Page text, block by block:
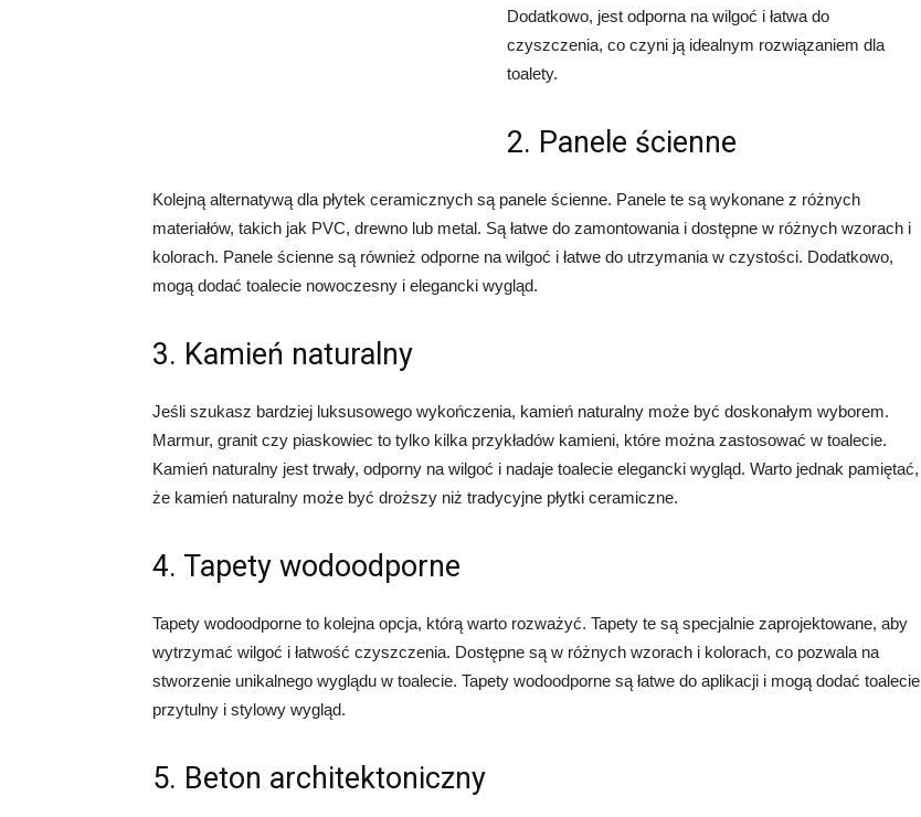
Dodatkowo, jest odporna na wilgoć i łatwa do
czyszczenia, co czyni ją idealnym rozwiązaniem dla
toalety.
2. Panele ścienne
Kolejną alternatywą dla płytek ceramicznych są panele ścienne. Panele te są wykonane z różnych
materiałów, takich jak PVC, drewno lub metal. Są łatwe do zamontowania i dostępne w różnych wzorach i
kolorach. Panele ścienne są również odporne na wilgoć i łatwe do utrzymania w czystości. Dodatkowo,
mogą dodać toalecie nowoczesny i elegancki wygląd.
3. Kamień naturalny
Jeśli szukasz bardziej luksusowego wykończenia, kamień naturalny może być doskonałym wyborem.
Marmur, granit czy piaskowiec to tylko kilka przykładów kamieni, które można zastosować w toalecie.
Kamień naturalny jest trwały, odporny na wilgoć i nadaje toalecie elegancki wygląd. Warto jednak pamiętać,
że kamień naturalny może być droższy niż tradycyjne płytki ceramiczne.
4. Tapety wodoodporne
Tapety wodoodporne to kolejna opcja, którą warto rozważyć. Tapety te są specjalnie zaprojektowane, aby
wytrzymać wilgoć i łatwość czyszczenia. Dostępne są w różnych wzorach i kolorach, co pozwala na
stworzenie unikalnego wyglądu w toalecie. Tapety wodoodporne są łatwe do aplikacji i mogą dodać toalecie
przytulny i stylowy wygląd.
5. Beton architektoniczny